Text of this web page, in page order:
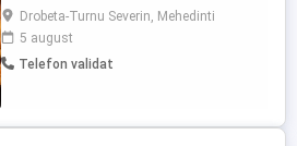
artizanala. Daca esti pasionat de
producerea produselor artizanale, cu
siguranta ca esti ceea ce cautam. Ce
trebuie sa faci? Munca unui brutar consta
Drobeta-Turnu Severin, Mehedinti
5 august
Telefon validat